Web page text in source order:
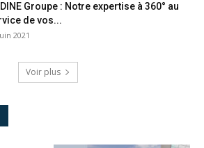
Groupe : Notre expertise à 360° au
de vos...
2021
Voir plus